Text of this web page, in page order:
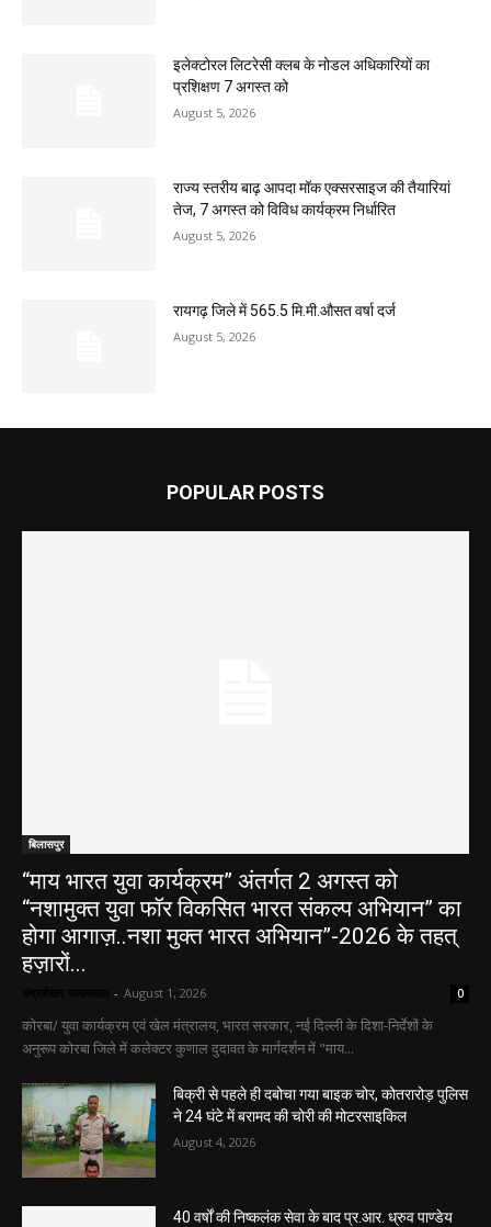
इलेक्टोरल लिटरेसी क्लब के नोडल अधिकारियों का
प्रशिक्षण 7 अगस्त को
August 5, 2026
राज्य स्तरीय बाढ़ आपदा मॉक एक्सरसाइज की तैयारियां
तेज, 7 अगस्त को विविध कार्यक्रम निर्धारित
August 5, 2026
रायगढ़ जिले में 565.5 मि.मी.औसत वर्षा दर्ज
August 5, 2026
POPULAR POSTS
बिलासपुर
“माय भारत युवा कार्यक्रम” अंतर्गत 2 अगस्त को
“नशामुक्त युवा फॉर विकसित भारत संकल्प अभियान” का
होगा आगाज़..नशा मुक्त भारत अभियान”-2026 के तहत्
हज़ारों...
- August 1, 2026 0
कोरबा/ युवा कार्यक्रम एवं खेल मंत्रालय, भारत सरकार, नई दिल्ली के दिशा-निर्देशों के
अनुरूप कोरबा जिले में कलेक्टर कुणाल दुदावत के मार्गदर्शन में "माय...
बिक्री से पहले ही दबोचा गया बाइक चोर, कोतरारोड़ पुलिस
ने 24 घंटे में बरामद की चोरी की मोटरसाइकिल
August 4, 2026
40 वर्षों की निष्कलंक सेवा के बाद प्र.आर. ध्रुव पाण्डेय